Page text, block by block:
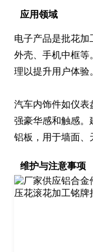
应用领域
电子产品是批花加
外壳、手机中框等
理以提升用户体验
汽车内饰件如仪表
强豪华感和触感。
铝板，用于墙面、
维护与注意事项